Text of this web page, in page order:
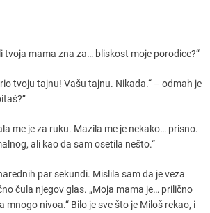
tvoja mama zna za… bliskost moje porodice?“
tvoju tajnu! Vašu tajnu. Nikada.“ – odmah je
me je za ruku. Mazila me je nekako… prisno.
ali kao da sam osetila nešto.“
par sekundi. Mislila sam da je veza
čula njegov glas. „Moja mama je… prilično
mnogo nivoa.“ Bilo je sve što je Miloš rekao, i